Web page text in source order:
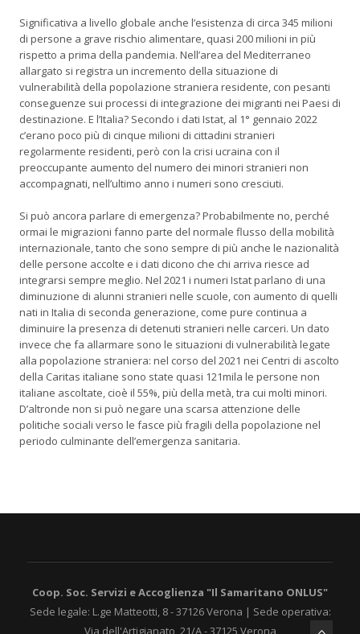
Significativa a livello globale anche l’esistenza di circa 345 milioni
di persone a grave rischio alimentare, quasi 200 milioni in più
rispetto a prima della pandemia. Nell’area del Mediterraneo
allargato si registra un incremento della situazione di
vulnerabilità della popolazione straniera residente, con pesanti
conseguenze sui processi di integrazione dei migranti nei Paesi di
destinazione. E l’Italia? Secondo i dati Istat, al 1° gennaio 2022
c’erano poco più di cinque milioni di cittadini stranieri
regolarmente residenti, però con la crisi ucraina con il
preoccupante aumento del numero dei minori stranieri non
accompagnati, nell’ultimo anno i numeri sono cresciuti.
Si può ancora parlare di emergenza? Probabilmente no, perché
ormai le migrazioni fanno parte del normale flusso della mobilità
internazionale, tanto che sono sempre di più anche le nazionalità
delle persone accolte e i dati dicono che chi arriva riesce ad
integrarsi sempre meglio. Nel 2021 i numeri Istat parlano di una
diminuzione di alunni stranieri nelle scuole, con aumento di quelli
nati in Italia di seconda generazione, come pure continua a
diminuire la presenza di detenuti stranieri nelle carceri. Un dato
invece che fa allarmare sono le situazioni di vulnerabilità legate
alla popolazione straniera: nel corso del 2021 nei Centri di ascolto
della Caritas italiane sono state quasi 121mila le persone non
italiane ascoltate, cioè il 55%, più della metà, tra cui molti minori.
D’altronde non si può negare una scarsa attenzione delle
politiche sociali verso le fasce più fragili della popolazione nel
periodo culminante dell’emergenza sanitaria.
Coop. Soc. Servizi e Accoglienza "Il Samaritano ONLUS"
Sede legale: L.ge Matteotti, 8 - 37126 Verona | Sede operativa:
Via dell'Artigianato, 21/A - 37125 Verona